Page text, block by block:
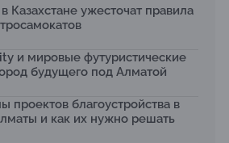
до 31 июля
Казахстане ужесточат правила
и мировые футуристические
будущего под Алматой
проектов благоустройства в
и как их нужно решать